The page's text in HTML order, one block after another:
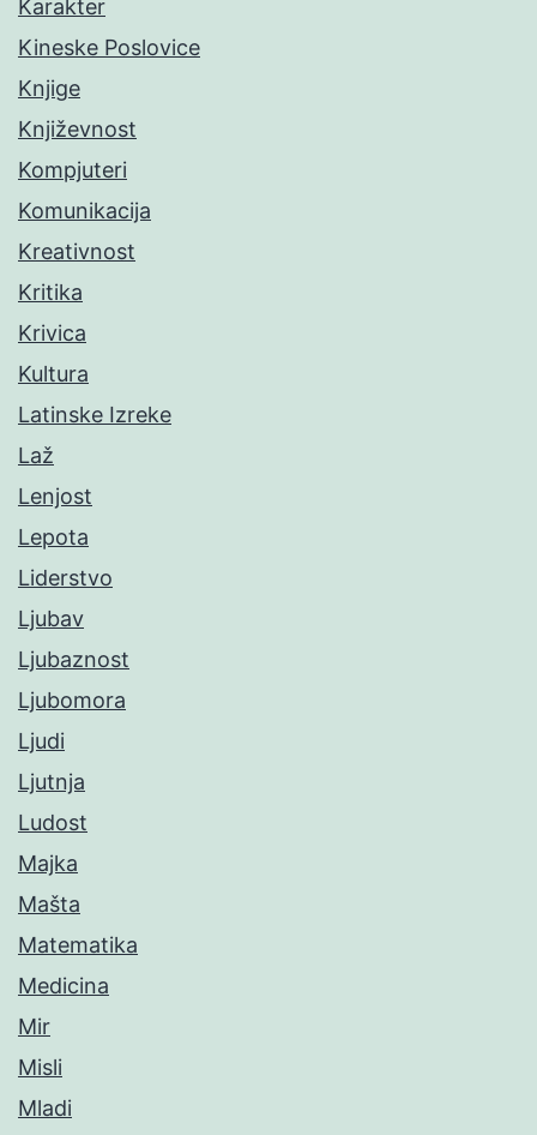
Karakter
Kineske Poslovice
Knjige
Književnost
Kompjuteri
Komunikacija
Kreativnost
Kritika
Krivica
Kultura
Latinske Izreke
Laž
Lenjost
Lepota
Liderstvo
Ljubav
Ljubaznost
Ljubomora
Ljudi
Ljutnja
Ludost
Majka
Mašta
Matematika
Medicina
Mir
Misli
Mladi